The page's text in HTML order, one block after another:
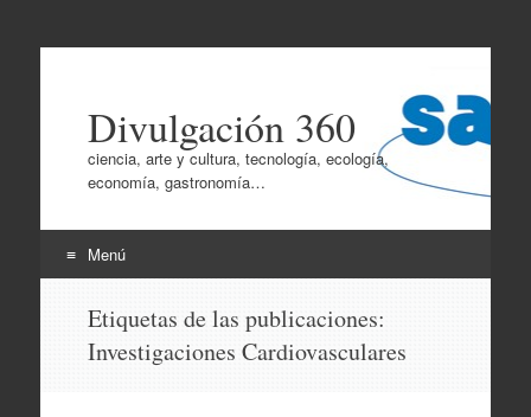
Divulgación 360
ciencia, arte y cultura, tecnología, ecología,
economía, gastronomía…
Menú
contenido
Etiquetas de las publicaciones:
Investigaciones Cardiovasculares